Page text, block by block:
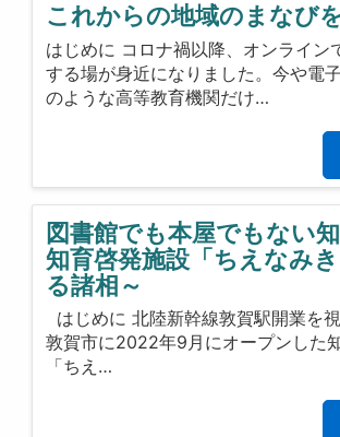
これからの地域のまなび
はじめに コロナ禍以降、オンライン
する場が身近になりました。今や電
のような高等教育機関だけ…
図書館でも本屋でもない
知育啓発施設「ちえなみ
る諸相～
はじめに 北陸新幹線敦賀駅開業を
敦賀市に2022年9月にオープンした
「ちえ…